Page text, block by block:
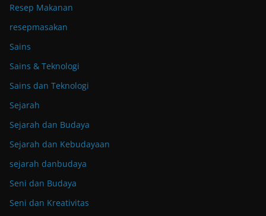
Resep Makanan
resepmasakan
Sains
Sains & Teknologi
Sains dan Teknologi
Sejarah
Sejarah dan Budaya
Sejarah dan Kebudayaan
sejarah danbudaya
Seni dan Budaya
Seni dan Kreativitas